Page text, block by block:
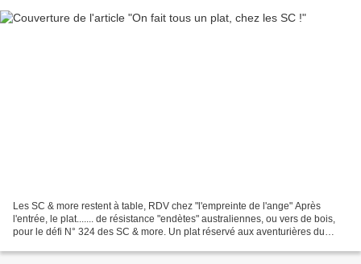
Les SC & more restent à table, RDV chez "l'empreinte de l'ange" Après
l'entrée, le plat....... de résistance "endètes" australiennes, ou vers de bois,
pour le défi N° 324 des SC & more. Un plat réservé aux aventurières du